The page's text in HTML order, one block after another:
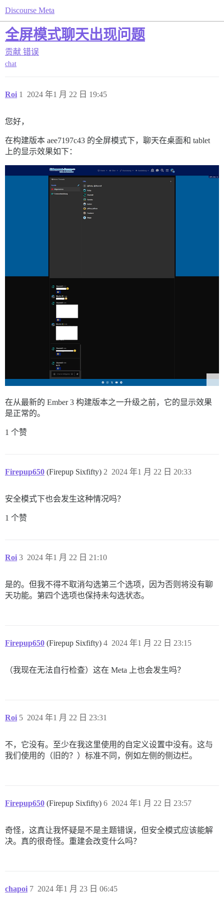
Discourse Meta
全屏模式聊天出现问题
贡献 错误
chat
Roi 2024 年1 月 22 日 19:45
1
您好，
在构建版本 aee7197c43 的全屏模式下，聊天在桌面和 tablet
上的显示效果如下：
在从最新的 Ember 3 构建版本之一升级之前，它的显示效果
是正常的。
1 个赞
Firepup650 (Firepup Sixfifty) 2024 年1 月 22 日 20:33
2
安全模式下也会发生这种情况吗？
1 个赞
Roi 2024 年1 月 22 日 21:10
3
是的。但我不得不取消勾选第三个选项，因为否则将没有聊
天功能。第四个选项也保持未勾选状态。
Firepup650 (Firepup Sixfifty) 2024 年1 月 22 日 23:15
4
（我现在无法自行检查）这在 Meta 上也会发生吗？
Roi 2024 年1 月 22 日 23:31
5
不，它没有。至少在我这里使用的自定义设置中没有。这与
我们使用的（旧的？）标准不同，例如左侧的侧边栏。
Firepup650 (Firepup Sixfifty) 2024 年1 月 22 日 23:57
6
奇怪，这真让我怀疑是不是主题错误，但安全模式应该能解
决。真的很奇怪。重建会改变什么吗？
chapoi 2024 年1 月 23 日 06:45
7